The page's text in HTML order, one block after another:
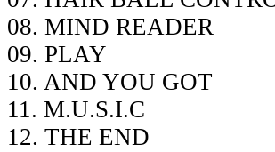
08. MIND READER
09. PLAY
10. AND YOU GOT
11. M.U.S.I.C
12. THE END